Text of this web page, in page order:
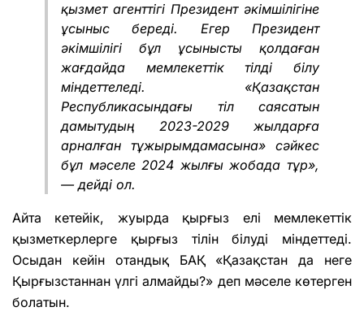
қызмет агенттігі Президент әкімшілігіне
ұсыныс береді. Егер Президент
әкімшілігі бұл ұсынысты қолдаған
жағдайда мемлекеттік тілді білу
міндеттеледі. «Қазақстан
Республикасындағы тіл саясатын
дамытудың 2023-2029 жылдарға
арналған тұжырымдамасына» сәйкес
бұл мәселе 2024 жылғы жобада тұр»,
— дейді ол.
Айта кетейік, жуырда қырғыз елі мемлекеттік
қызметкерлерге қырғыз тілін білуді міндеттеді.
Осыдан кейін отандық БАҚ «Қазақстан да неге
Қырғызстаннан үлгі алмайды?» деп мәселе көтерген
болатын.